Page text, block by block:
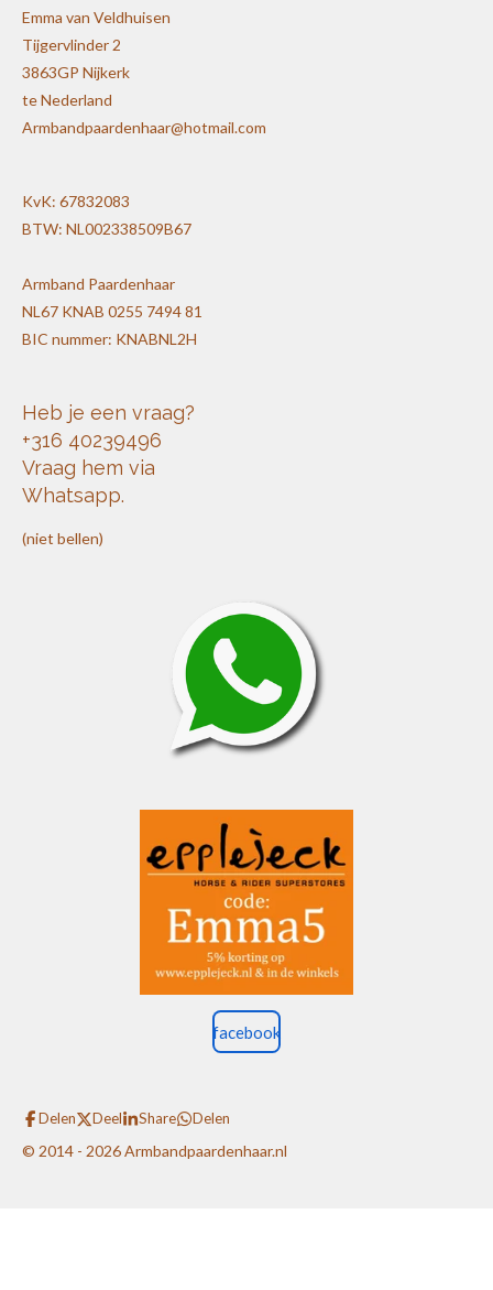
Emma van Veldhuisen
Tijgervlinder 2
3863GP Nijkerk
te Nederland
Armbandpaardenhaar@hotmail.com
KvK: 67832083
BTW: NL002338509B67
Armband Paardenhaar
NL67 KNAB 0255 7494 81
BIC nummer: KNABNL2H
Heb je een vraag?
+316 40239496
Vraag hem via
Whatsapp.
(niet bellen)
facebook
Delen Deel Share Delen
© 2014 - 2026 Armbandpaardenhaar.nl